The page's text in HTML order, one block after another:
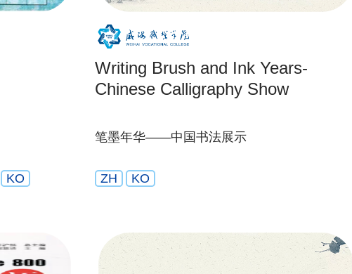
KO
Writing Brush and Ink Years-
Chinese Calligraphy Show
笔墨年华——中国书法展示
ZH KO